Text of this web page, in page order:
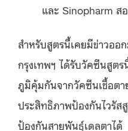
และ Sinopharm ส
สำหรับสูตรนี้เคยมีข่าวออ
กรุงเทพฯ ได้รับวัคซีนสูต
ภูมิคุ้มกันจากวัคซีนเชื้อตา
ประสิทธิภาพป้องกันไวรัส
ป้องกันสายพันธุ์เดลตาได้